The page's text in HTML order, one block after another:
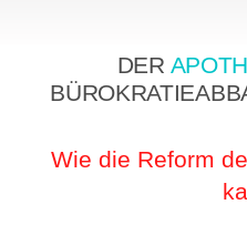
DER
Wie die Reform